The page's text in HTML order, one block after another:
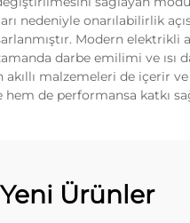
nedeniyle onarılabilirlik
Modern elektrikli
darbe emilimi ve ısı
akıllı malzemeleri de içerir
de performansa katkı
Yeni Ürünler